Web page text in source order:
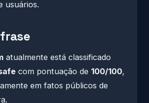
usuários.
atualmente está classificado
com pontuação de 100/100,
em fatos públicos de